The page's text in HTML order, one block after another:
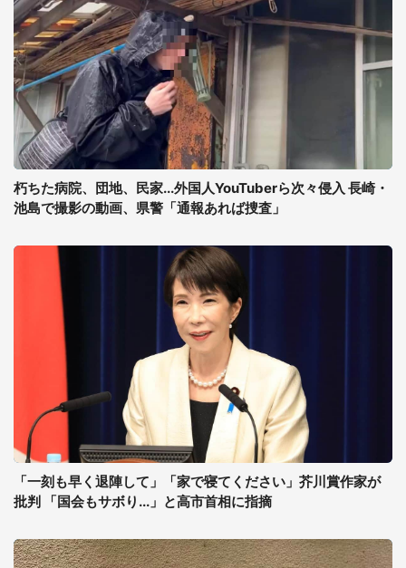
朽ちた病院、団地、民家...外国人YouTuberら次々侵入 長崎・
池島で撮影の動画、県警「通報あれば捜査」
「一刻も早く退陣して」「家で寝てください」芥川賞作家が
批判 「国会もサボり...」と高市首相に指摘